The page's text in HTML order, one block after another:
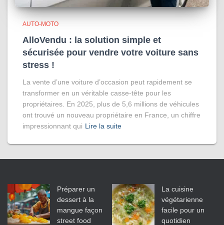
AUTO-MOTO
AlloVendu : la solution simple et
sécurisée pour vendre votre voiture sans
stress !
La vente d’une voiture d’occasion peut rapidement se
transformer en un véritable casse-tête pour les
propriétaires. En 2025, plus de 5,6 millions de véhicules
ont trouvé un nouveau propriétaire en France, un chiffre
impressionnant qui Lire la suite
Préparer un
dessert à la
mangue façon
street food
La cuisine
végétarienne
facile pour un
quotidien